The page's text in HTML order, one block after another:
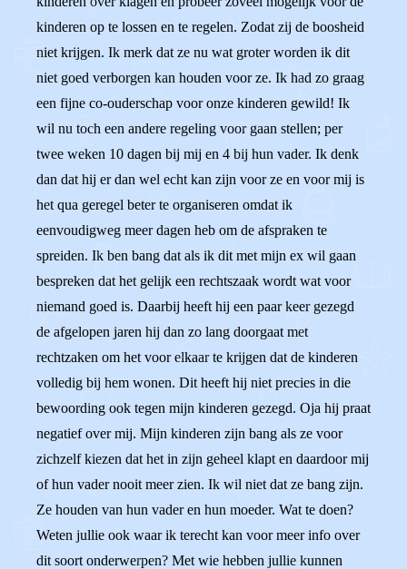
kinderen op te lossen en te regelen. Zodat zij de boosheid
niet krijgen. Ik merk dat ze nu wat groter worden ik dit
niet goed verborgen kan houden voor ze. Ik had zo graag
een fijne co-ouderschap voor onze kinderen gewild! Ik
wil nu toch een andere regeling voor gaan stellen; per
twee weken 10 dagen bij mij en 4 bij hun vader. Ik denk
dan dat hij er dan wel echt kan zijn voor ze en voor mij is
het qua geregel beter te organiseren omdat ik
eenvoudigweg meer dagen heb om de afspraken te
spreiden. Ik ben bang dat als ik dit met mijn ex wil gaan
bespreken dat het gelijk een rechtszaak wordt wat voor
niemand goed is. Daarbij heeft hij een paar keer gezegd
de afgelopen jaren hij dan zo lang doorgaat met
rechtzaken om het voor elkaar te krijgen dat de kinderen
volledig bij hem wonen. Dit heeft hij niet precies in die
bewoording ook tegen mijn kinderen gezegd. Oja hij praat
negatief over mij. Mijn kinderen zijn bang als ze voor
zichzelf kiezen dat het in zijn geheel klapt en daardoor mij
of hun vader nooit meer zien. Ik wil niet dat ze bang zijn.
Ze houden van hun vader en hun moeder. Wat te doen?
Weten jullie ook waar ik terecht kan voor meer info over
dit soort onderwerpen? Met wie hebben jullie kunnen